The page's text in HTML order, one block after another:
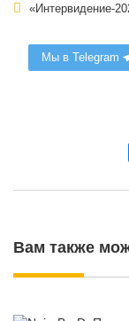
«Интервидение-
Мы в Telegram
Вам также